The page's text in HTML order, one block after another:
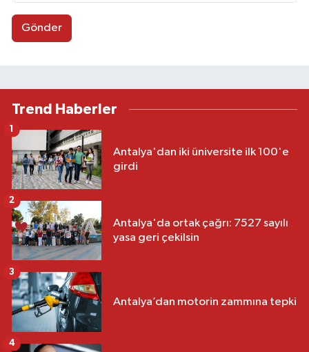
Gönder
Trend Haberler
Antalya'dan iki üniversite ilk 100'e
girdi
1
Antalya'da ortak çağrı: 7527 sayılı
yasa geri çekilsin
2
Antalya’dan motorin zammına tepki
3
4